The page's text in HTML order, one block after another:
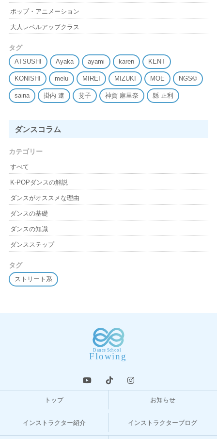
ポップ・アニメーション
大人レベルアップクラス
タグ
ATSUSHI Ayaka ayami karen KENT
KONISHI melu MIREI MIZUKI MOE NGS©
saina 掛内 遼 斐子 神賀 麻里奈 縣 正利
ダンスコラム
カテゴリー
すべて
K-POPダンスの解説
ダンスがオススメな理由
ダンスの基礎
ダンスの知識
ダンスステップ
タグ
ストリート系
トップ お知らせ
インストラクター紹介 インストラクターブログ